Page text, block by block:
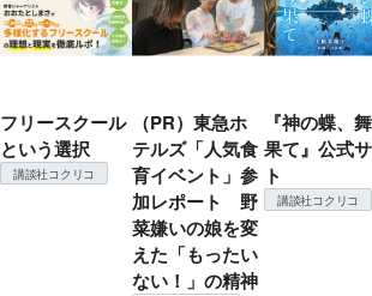
フリースクール
という選択
講談社コクリコ
（PR）東急ホ
テルズ「人気食
育イベント」参
加レポート 野
菜嫌いの娘を変
えた「もったい
ない！」の精神
『神の蝶、
果て』公式
ト
講談社コクリコ